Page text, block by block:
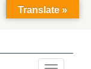
Translate »